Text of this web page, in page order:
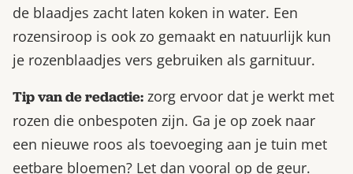
de blaadjes zacht laten koken in water. Een
rozensiroop is ook zo gemaakt en natuurlijk kun
je rozenblaadjes vers gebruiken als garnituur.
Tip van de redactie: zorg ervoor dat je werkt met
rozen die onbespoten zijn. Ga je op zoek naar
een nieuwe roos als toevoeging aan je tuin met
eetbare bloemen? Let dan vooral op de geur.